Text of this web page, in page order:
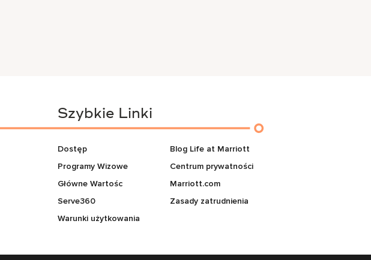
Szybkie Linki
Dostęp
Programy Wizowe
Główne Wartośc
Serve360
Warunki użytkowania
Blog Life at Marriott
Centrum prywatności
Marriott.com
Zasady zatrudnienia